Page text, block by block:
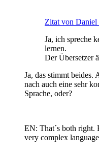
Zitat von Daniel
Ja, ich spreche
lernen.
Der Übersetzer
Ja, das stimmt beides.
nach auch eine sehr
Sprache, oder?
EN: That´s both right.
very complex